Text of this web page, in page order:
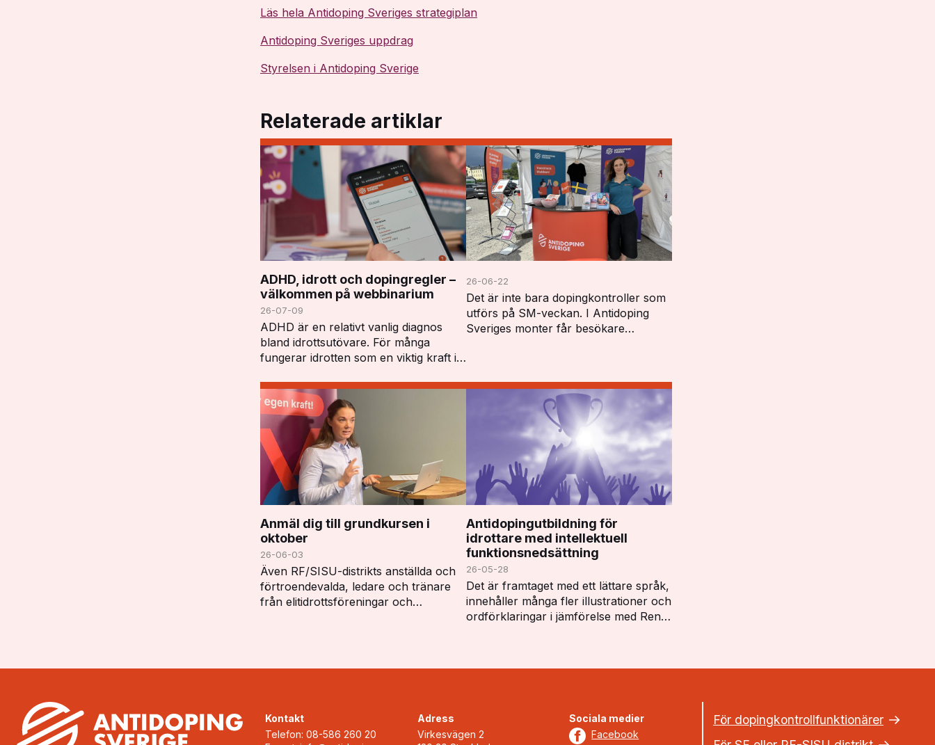
Läs hela Antidoping Sveriges strategiplan
Antidoping Sveriges uppdrag
Styrelsen i Antidoping Sverige
Relaterade artiklar
ADHD, idrott och dopingregler –
välkommen på webbinarium
26-07-09
ADHD är en relativt vanlig diagnos
bland idrottsutövare. För många
fungerar idrotten som en viktig kraft i
innebära vissa utmaningar – inte minst
när det gäller att h…
26-06-22
Det är inte bara dopingkontroller som
utförs på SM-veckan. I Antidoping
Sveriges monter får besökare
deltagar…
Anmäl dig till grundkursen i
oktober
26-06-03
Även RF/SISU-distrikts anställda och
förtroendevalda, ledare och tränare
från elitidrottsföreningar och
Antidopingutbildning för
idrottare med intellektuell
funktionsnedsättning
26-05-28
Det är framtaget med ett lättare språk,
innehåller många fler illustrationer och
ordförklaringar i jämförelse med Ren
Kontakt
Telefon: 08-586 260 20
Adress
Virkesvägen 2
Sociala medier
Facebook
För dopingkontrollfunktionärer